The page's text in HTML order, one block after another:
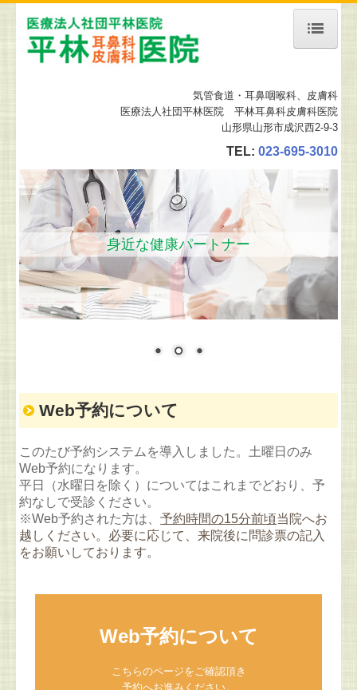
ホーム
予約について
舌下免疫療法
地図、交通案内
施設、設備など
皮膚科の設備
気管食道・耳鼻咽喉科、皮膚科
医療法人社団平林医院 平林耳鼻科皮膚科医院
山形県山形市成沢西2-9-3
TEL: 023-695-3010
身近な健康パートナー
Web予約について
このたび予約システムを導入しました。 土曜日のみ
Web予約になります。
平日（水曜日を除く）についてはこれまでどおり、予
約なしで受診ください。
※Web予約された方は、予約時間の15分前頃当院へお
越しください。必要に応じて、来院後に問診票の記入
をお願いしております。
Web予約について
こちらのページをご確認頂き
予約へお進みください。